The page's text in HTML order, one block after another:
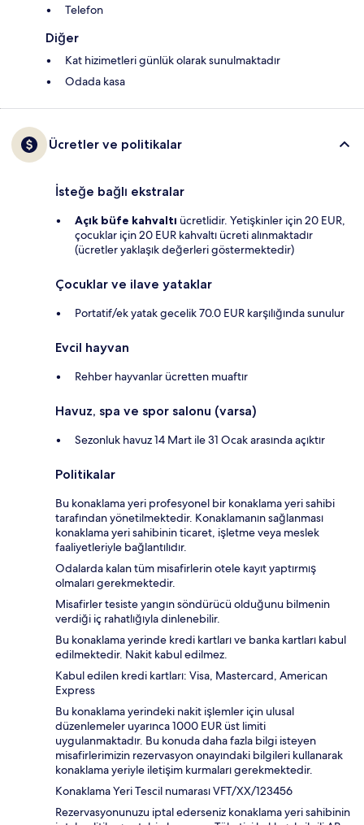
Telefon
Diğer
Kat hizimetleri günlük olarak sunulmaktadır
Odada kasa
Ücretler ve politikalar
İsteğe bağlı ekstralar
Açık büfe kahvaltı ücretlidir. Yetişkinler için 20 EUR,
çocuklar için 20 EUR kahvaltı ücreti alınmaktadır
(ücretler yaklaşık değerleri göstermektedir)
Çocuklar ve ilave yataklar
Portatif/ek yatak gecelik 70.0 EUR karşılığında sunulur
Evcil hayvan
Rehber hayvanlar ücretten muaftır
Havuz, spa ve spor salonu (varsa)
Sezonluk havuz 14 Mart ile 31 Ocak arasında açıktır
Politikalar
Bu konaklama yeri profesyonel bir konaklama yeri sahibi
tarafından yönetilmektedir. Konaklamanın sağlanması
konaklama yeri sahibinin ticaret, işletme veya meslek
faaliyetleriyle bağlantılıdır.
Odalarda kalan tüm misafirlerin otele kayıt yaptırmış
olmaları gerekmektedir.
Misafirler tesiste yangın söndürücü olduğunu bilmenin
verdiği iç rahatlığıyla dinlenebilir.
Bu konaklama yerinde kredi kartları ve banka kartları kabul
edilmektedir. Nakit kabul edilmez.
Kabul edilen kredi kartları: Visa, Mastercard, American
Express
Bu konaklama yerindeki nakit işlemler için ulusal
düzenlemeler uyarınca 1000 EUR üst limiti
uygulanmaktadır. Bu konuda daha fazla bilgi isteyen
misafirlerimizin rezervasyon onayındaki bilgileri kullanarak
konaklama yeriyle iletişim kurmaları gerekmektedir.
Konaklama Yeri Tescil numarası VFT/XX/123456
Rezervasyonunuzu iptal ederseniz konaklama yeri sahibinin